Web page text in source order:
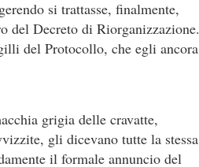
si trattasse, finalmente,
del Decreto di Riorganizzazione.
del Protocollo, che egli ancora
grigia delle cravatte,
gli dicevano tutte la stessa
il formale annuncio del